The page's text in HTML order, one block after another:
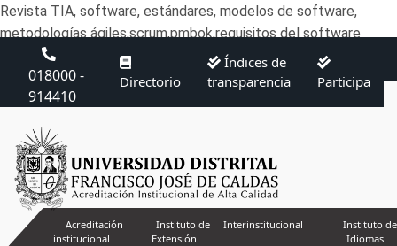
Revista TIA, software, estándares, modelos de software,
metodologías ágiles,scrum,pmbok,requisitos del software
018000 -
914410
Directorio
Índices de
transparencia
Participa
Acreditación
institucional
Instituto de
Extensión
Interinstitucional
Instituto de
Idiomas